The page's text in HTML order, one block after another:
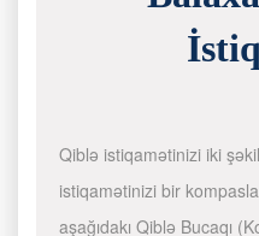
Qiblə istiqamətinizi iki
istiqamətinizi bir
aşağıdakı Qiblə Bucaqı